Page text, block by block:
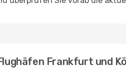
Frankfurt und